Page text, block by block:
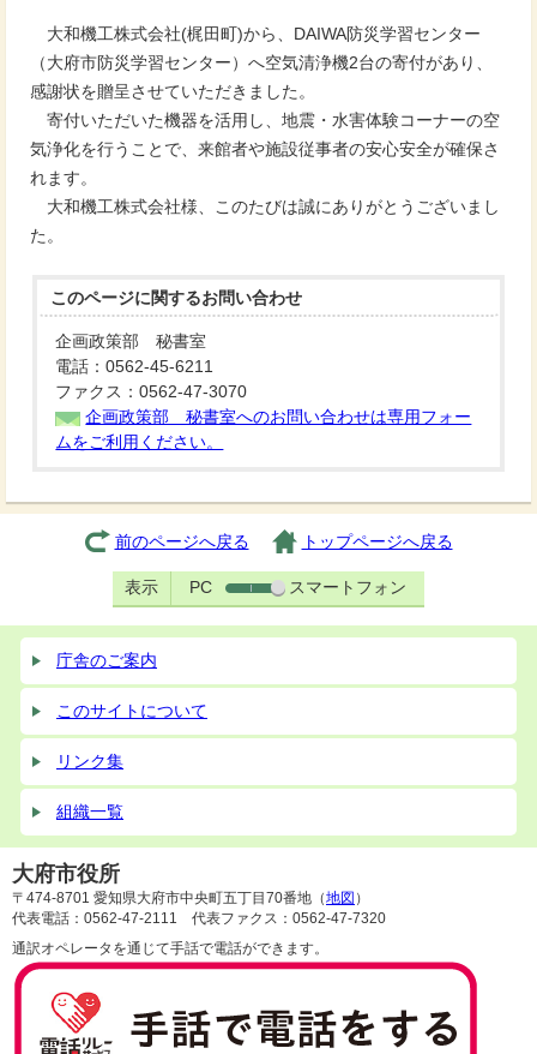
大和機工株式会社(梶田町)から、DAIWA防災学習センター
（大府市防災学習センター）へ空気清浄機2台の寄付があり、
感謝状を贈呈させていただきました。
寄付いただいた機器を活用し、地震・水害体験コーナーの空
気浄化を行うことで、来館者や施設従事者の安心安全が確保さ
れます。
大和機工株式会社様、このたびは誠にありがとうございまし
た。
このページに関するお問い合わせ
企画政策部 秘書室
電話：0562-45-6211
ファクス：0562-47-3070
企画政策部 秘書室へのお問い合わせは専用フォー
ムをご利用ください。
前のページへ戻る トップページへ戻る
表示 PC スマートフォン
庁舎のご案内
このサイトについて
リンク集
組織一覧
大府市役所
〒474-8701 愛知県大府市中央町五丁目70番地（地図 ）
代表電話：0562-47-2111 代表ファクス：0562-47-7320
通訳オペレータを通じて手話で電話ができます。